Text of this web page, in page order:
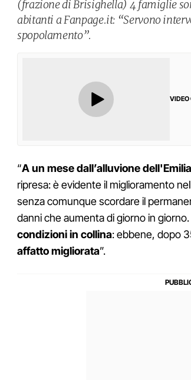
(frazione di Brisighella) 4 famiglie
abitanti a Fanpage.it: “Servono
spopolamento”.
VIDEO
“A un mese dall’alluvione
ripresa: è evidente il miglioramento
senza comunque scordare il
danni che aumenta di giorno in
condizioni in collina: ebbene, dopo
affatto migliorata”.